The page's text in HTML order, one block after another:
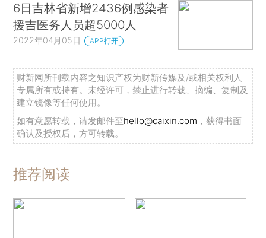
6日吉林省新增2436例感染者
援吉医务人员超5000人
2022年04月05日 APP打开
财新网所刊载内容之知识产权为财新传媒及/或相关权利人
专属所有或持有。未经许可，禁止进行转载、摘编、复制及
建立镜像等任何使用。
如有意愿转载，请发邮件至hello@caixin.com ，获得书面
确认及授权后，方可转载。
推荐阅读